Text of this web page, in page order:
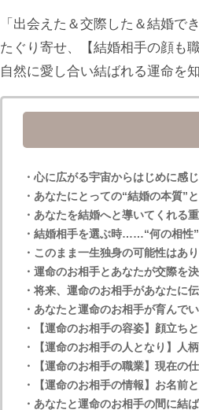
「出会えた＆交際した＆結婚
たぐり寄せ、【結婚相手の顔も
自然に愛し合い結ばれる運命を
・心に広がる宇宙からはじめに感
・あなたにとっての“結婚の本質”
・あなたを結婚へと導いてくれる
・結婚相手を選ぶ時……“何の相性
・このまま一生独身の可能性はあ
・運命のお相手とあなたが交際を
・将来、運命のお相手があなたに
・あなたと運命のお相手が育んで
・【運命のお相手の容姿】顔立ち
・【運命のお相手の人となり】人
・【運命のお相手の職業】現在の
・【運命のお相手の情報】お名前
・あなたと運命のお相手の間に結